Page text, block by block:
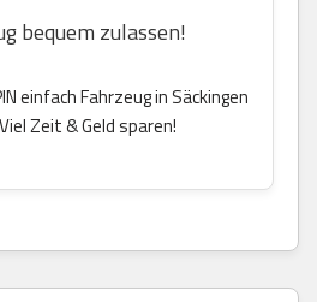
bequem zulassen!
einfach Fahrzeug in Säckingen
Zeit & Geld sparen!